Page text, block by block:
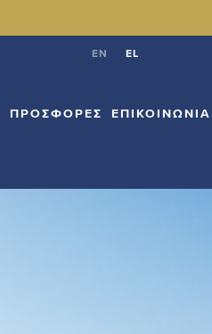
EN EL
ΠΡΟΣΦΟΡΈΣ ΕΠΙΚΟΙΝΩΝΊΑ